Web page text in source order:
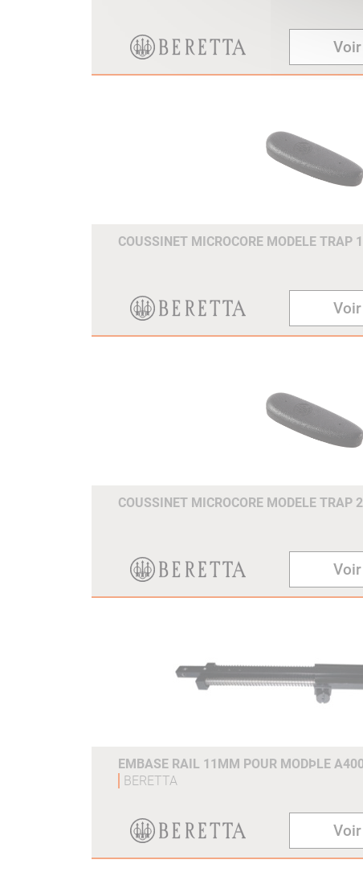
COUSSINET MICROCORE MODELE TRAP
COUSSINET MICROCORE MODELE TRAP
EMBASE RAIL 11MM POUR MODÞLE
BERETTA